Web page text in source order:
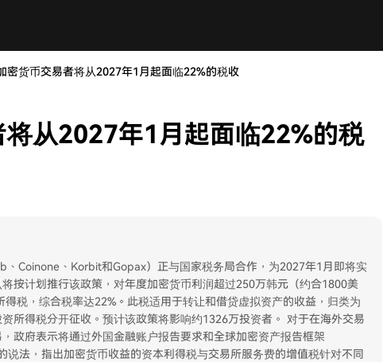
密货币交易者将从2027年1月起面临22%的税收
从2027年1月起面临22%的税
Coinone、Korbit和Gopax）正与国家税务局合作，为2027年1月即将实
按计划推行该政策，对年度加密货币利润超过250万韩元（约合1800美
税，综合税率达22%。此税适用于转让和借贷虚拟资产的收益，归类为
所得税分开征收。预计该政策将影响约1326万投资者。 对于在海外交易
政府表示将通过外国金融账户报告要求和全球加密资产报告框架
说法，指出加密货币收益的资本利得税与交易所服务费的增值税针对不同